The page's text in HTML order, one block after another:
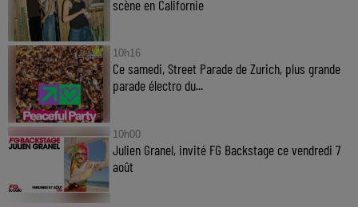
scène en Californie
10h16
Ce samedi, Street Parade de Zurich, plus grande
parade électro du...
10h00
Julien Granel, invité FG Backstage ce vendredi 7
août